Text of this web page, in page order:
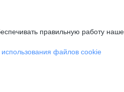
правильную работу
файлов cookie